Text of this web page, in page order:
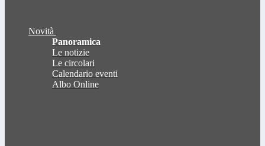
Novità
Panoramica
Le notizie
Le circolari
Calendario eventi
Albo Online